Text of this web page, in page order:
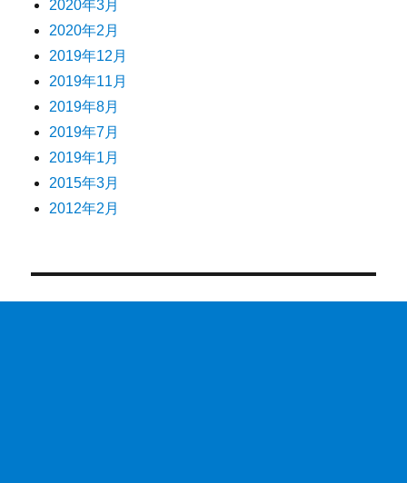
2020年3月
2020年2月
2019年12月
2019年11月
2019年8月
2019年7月
2019年1月
2015年3月
2012年2月